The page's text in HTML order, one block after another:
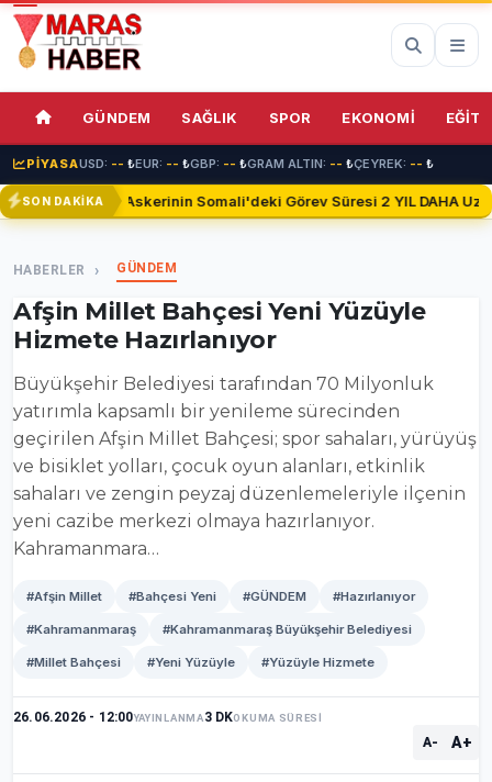
GÜNDEM SAĞLIK SPOR EKONOMİ
PİYASAUSD: -- ₺EUR: -- ₺GBP: -- ₺GRAM ALTIN: -- ₺ÇEYREK: -- ₺
SON DAKİKATürk Askerinin Somali'deki Görev Süresi 2 YIL DAHA
72%
HABERLER GÜNDEM
Afşin Millet Bahçesi Yeni Yüzüyle
Hizmete Hazırlanıyor
Büyükşehir Belediyesi tarafından 70 Milyonluk
yatırımla kapsamlı bir yenileme sürecinden
geçirilen Afşin Millet Bahçesi; spor sahaları, yürüyüş
ve bisiklet yolları, çocuk oyun alanları, etkinlik
sahaları ve zengin peyzaj düzenlemeleriyle ilçenin
yeni cazibe merkezi olmaya hazırlanıyor.
Kahramanmara…
#Afşin Millet #Bahçesi Yeni #GÜNDEM #Hazırlanıyor
#Kahramanmaraş #Kahramanmaraş Büyükşehir Belediyesi
#Millet Bahçesi #Yeni Yüzüyle #Yüzüyle Hizmete
26.06.2026 - 12:00YAYINLANMA3 DKOKUMA SÜRESİ
A- A+